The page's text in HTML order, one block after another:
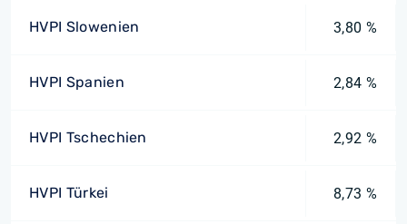
HVPI Slowenien 3,80 %
HVPI Spanien 2,84 %
HVPI Tschechien 2,92 %
HVPI Türkei 8,73 %